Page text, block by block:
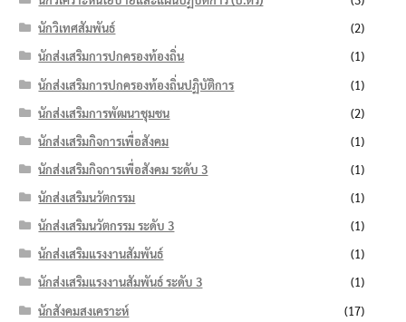
นักวิเทศสัมพันธ์
(2)
นักส่งเสริมการปกครองท้องถิ่น
(1)
นักส่งเสริมการปกครองท้องถิ่นปฏิบัติการ
(1)
นักส่งเสริมการพัฒนาชุมชน
(2)
นักส่งเสริมกิจการเพื่อสังคม
(1)
นักส่งเสริมกิจการเพื่อสังคม ระดับ 3
(1)
นักส่งเสริมนวัตกรรม
(1)
นักส่งเสริมนวัตกรรม ระดับ 3
(1)
นักส่งเสริมแรงงานสัมพันธ์
(1)
นักส่งเสริมแรงงานสัมพันธ์ ระดับ 3
(1)
นักสังคมสงเคราะห์
(17)